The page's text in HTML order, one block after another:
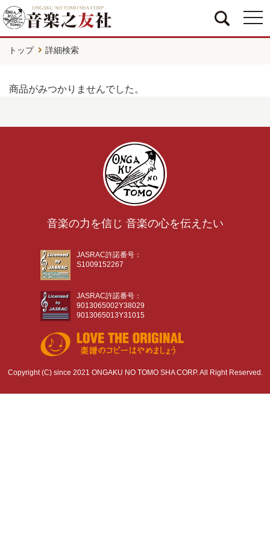
トップ 詳細検索
商品がみつかりませんでした。
音楽の力を信じ 音楽の心を伝えたい
JASRAC許諾番号：
S1009152267
JASRAC許諾番号：
9013065002Y38029
9013065013Y31015
Copyright (C) since 2021 ONGAKU NO TOMO SHA CORP. All Right Reserved.